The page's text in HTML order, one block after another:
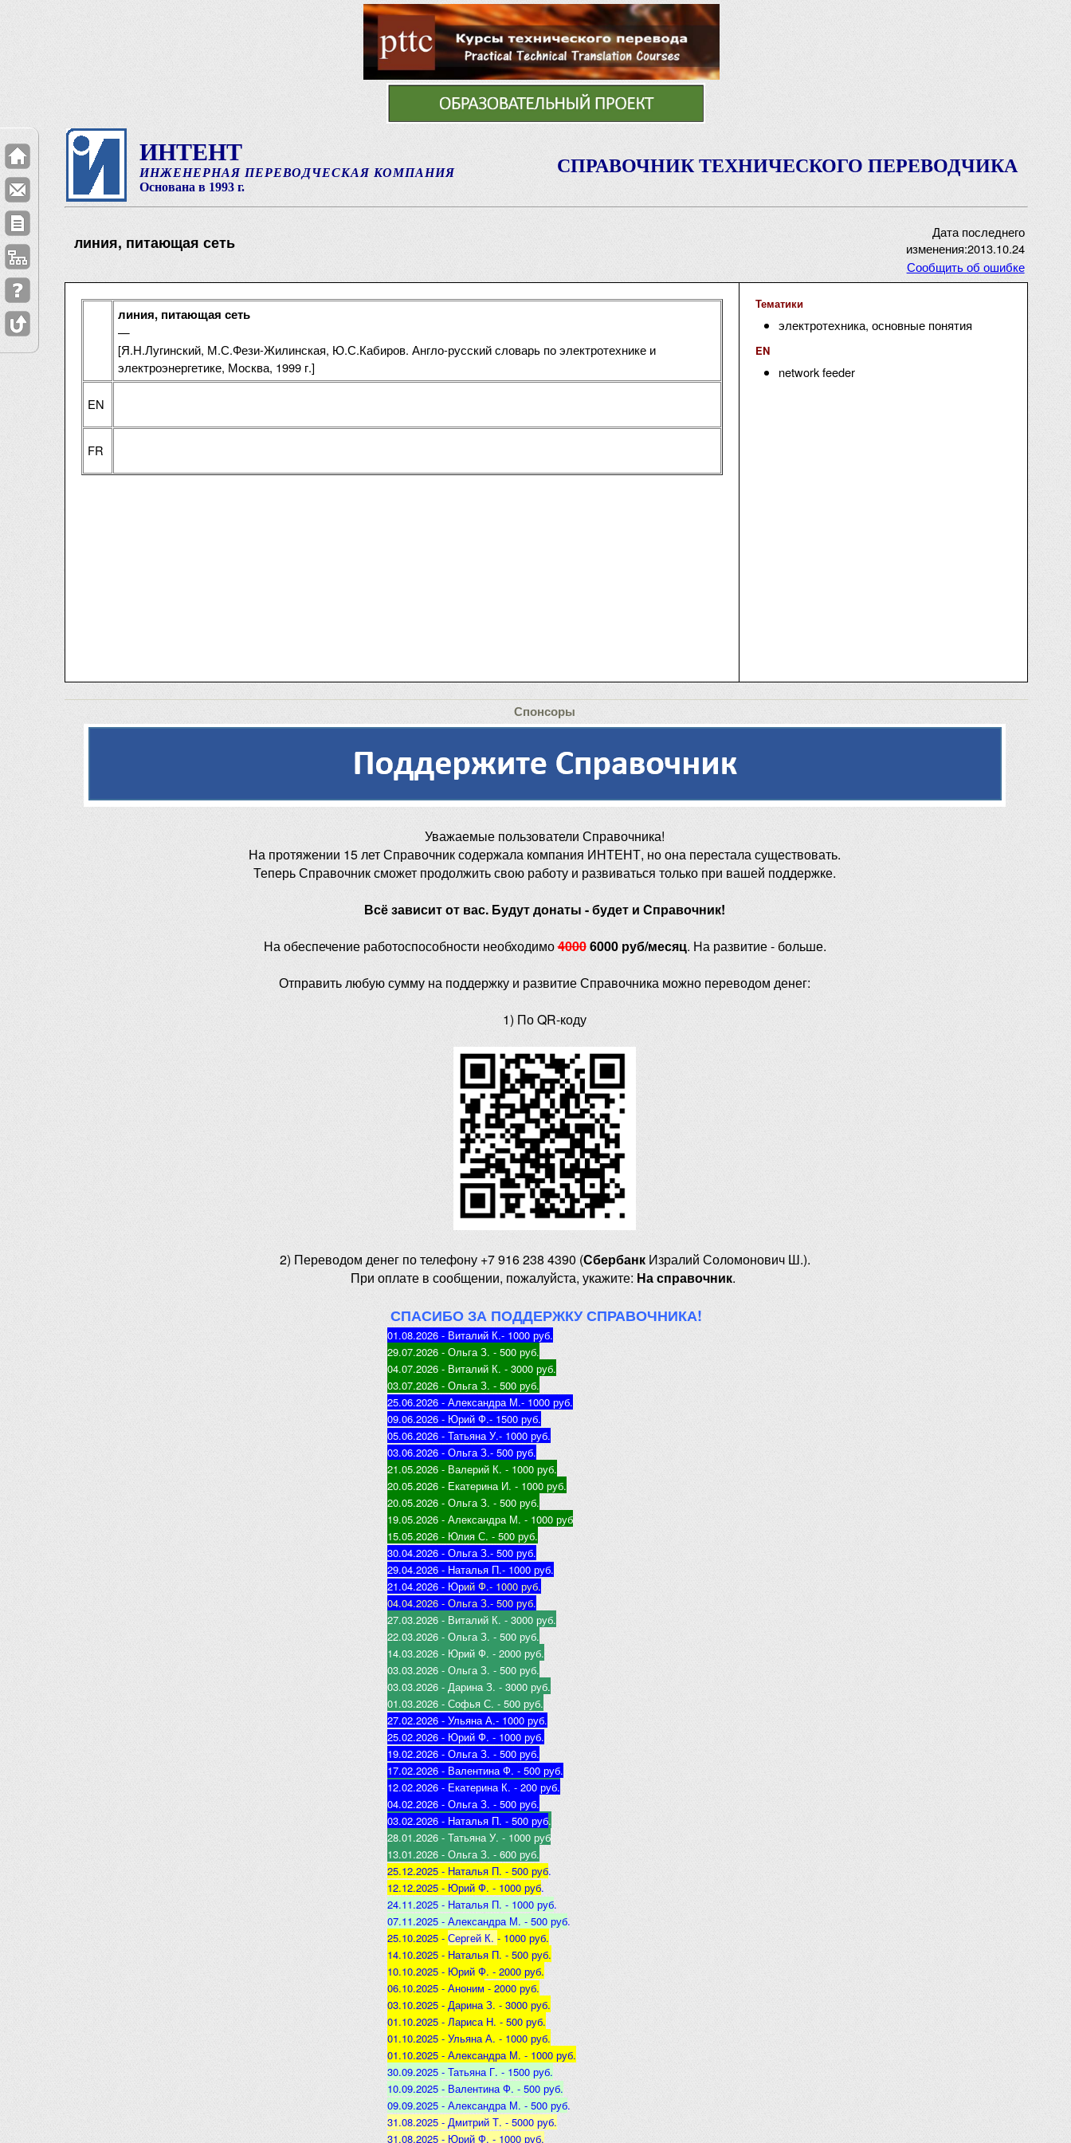
ИНТЕНТ
ИНЖЕНЕРНАЯ ПЕРЕВОДЧЕСКАЯ КОМПАНИЯ
Основана в 1993 г.
СПРАВОЧНИК ТЕХНИЧЕСКОГО ПЕРЕВОДЧИКА
линия, питающая сеть
Дата последнего
изменения:2013.10.24
Сообщить об ошибке
линия, питающая сеть
—
[Я.Н.Лугинский, М.С.Фези-Жилинская, Ю.С.Кабиров. Англо-русский словарь по электротехнике и
электроэнергетике, Москва, 1999 г.]
EN
FR
Тематики
электротехника, основные понятия
EN
network feeder
Спонсоры
Уважаемые пользователи Справочника!
На протяжении 15 лет Справочник содержала компания ИНТЕНТ, но она перестала существовать.
Теперь Справочник сможет продолжить свою работу и развиваться только при вашей поддержке.
Всё зависит от вас. Будут донаты - будет и Справочник!
На обеспечение работоспособности необходимо40006000 руб/месяц. На развитие - больше.
Отправить любую сумму на поддержку и развитие Справочника можно переводом денег:
1) По QR-коду
2) Переводом денег по телефону +7 916 238 4390 (Сбербанк Изралий Соломонович Ш.).
При оплате в сообщении, пожалуйста, укажите: На справочник.
СПАСИБО ЗА ПОДДЕРЖКУ СПРАВОЧНИКА!
01.08.2026 - Виталий К.- 1000 руб.
29.07.2026 - Ольга З. - 500 руб.
04.07.2026 - Виталий К. - 3000 руб.
03.07.2026 - Ольга З. - 500 руб.
25.06.2026 - Александра М.- 1000 руб.
09.06.2026 - Юрий Ф.- 1500 руб.
05.06.2026 - Татьяна У.- 1000 руб.
03.06.2026 - Ольга З.- 500 руб.
21.05.2026 - Валерий К. - 1000 руб.
20.05.2026 - Екатерина И. - 1000 руб.
20.05.2026 - Ольга З. - 500 руб.
19.05.2026 - Александра М. - 1000 руб
15.05.2026 - Юлия С. - 500 руб.
30.04.2026 - Ольга З.- 500 руб.
29.04.2026 - Наталья П.- 1000 руб.
21.04.2026 - Юрий Ф.- 1000 руб.
04.04.2026 - Ольга З.- 500 руб.
27.03.2026 - Виталий К. - 3000 руб.
22.03.2026 - Ольга З. - 500 руб.
14.03.2026 - Юрий Ф. - 2000 руб.
03.03.2026 - Ольга З. - 500 руб.
03.03.2026 - Дарина З. - 3000 руб.
01.03.2026 - Софья С. - 500 руб.
27.02.2026 - Ульяна А.- 1000 руб.
25.02.2026 - Юрий Ф. - 1000 руб.
19.02.2026 - Ольга З. - 500 руб.
17.02.2026 - Валентина Ф. - 500 руб.
12.02.2026 - Екатерина К. - 200 руб.
04.02.2026 - Ольга З. - 500 руб.
03.02.2026 - Наталья П. - 500 руб.
28.01.2026 - Татьяна У. - 1000 руб
13.01.2026 - ОльгаЗ. - 600 руб.
25.12.2025 - Наталья П. - 500 руб.
12.12.2025 - Юрий Ф. - 1000 руб.
24.11.2025 - Наталья П. - 1000 руб.
07.11.2025 - Александра М. - 500 руб.
25.10.2025 - Сергей К. - 1000 руб.
14.10.2025 - Наталья П. - 500 руб.
10.10.2025 - Юрий Ф. - 2000 руб.
06.10.2025 - Аноним - 2000 руб.
03.10.2025 - Дарина З. - 3000 руб.
01.10.2025 - Лариса Н. - 500 руб.
01.10.2025 - Ульяна А. - 1000 руб.
01.10.2025 - Александра М. - 1000 руб.
30.09.2025 - Татьяна Г. - 1500 руб.
10.09.2025 - Валентина Ф. - 500 руб.
09.09.2025 - Александра М. - 500 руб.
31.08.2025 - Дмитрий Т. - 5000 руб.
31.08.2025 - Юрий Ф. - 1000 руб.